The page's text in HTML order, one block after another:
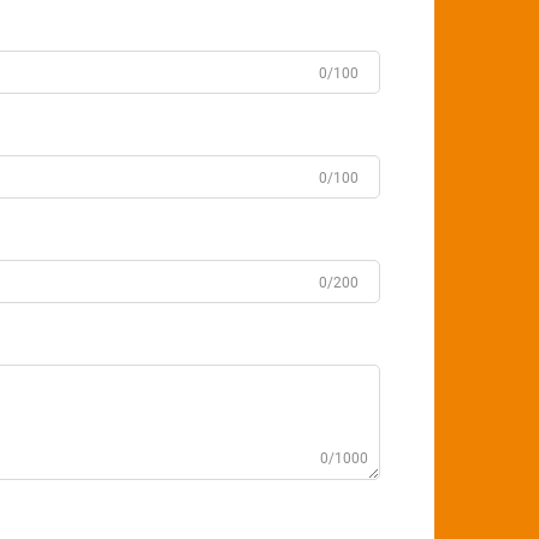
0/100
0/100
0/200
0/1000